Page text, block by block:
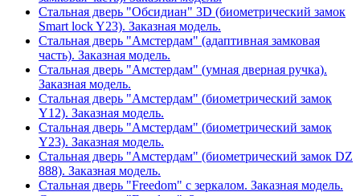
Стальная дверь "Обсидиан" 3D (биометрический замок
Smart lock Y23). Заказная модель.
Стальная дверь "Амстердам" (адаптивная замковая
часть). Заказная модель.
Стальная дверь "Амстердам" (умная дверная ручка).
Заказная модель.
Стальная дверь "Амстердам" (биометрический замок
Y12). Заказная модель.
Стальная дверь "Амстердам" (биометрический замок
Y23). Заказная модель.
Стальная дверь "Амстердам" (биометрический замок DZ
888). Заказная модель.
Стальная дверь "Freedom" с зеркалом. Заказная модель.